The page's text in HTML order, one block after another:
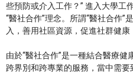
些預防或介入工作？” 進入大學工
“醫社合作”理念。所謂“醫社合作”
入，善用社區資源，促進社群健康
由於“醫社合作”是一種結合醫療
跨界別和跨專業的服務，當中需